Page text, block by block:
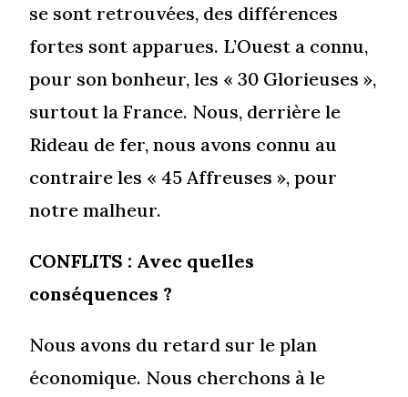
se sont retrouvées, des différences
fortes sont apparues. L’Ouest a connu,
pour son bonheur, les « 30 Glorieuses »,
surtout la France. Nous, derrière le
Rideau de fer, nous avons connu au
contraire les « 45 Affreuses », pour
notre malheur.
CONFLITS : Avec quelles
conséquences ?
Nous avons du retard sur le plan
économique. Nous cherchons à le